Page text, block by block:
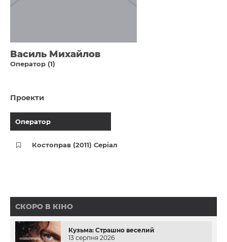
Василь Михайлов
Оператор (1)
Проекти
Оператор
Костоправ (2011) Серіал
СКОРО В КІНО
Кузьма: Страшно веселий
13 серпня 2026